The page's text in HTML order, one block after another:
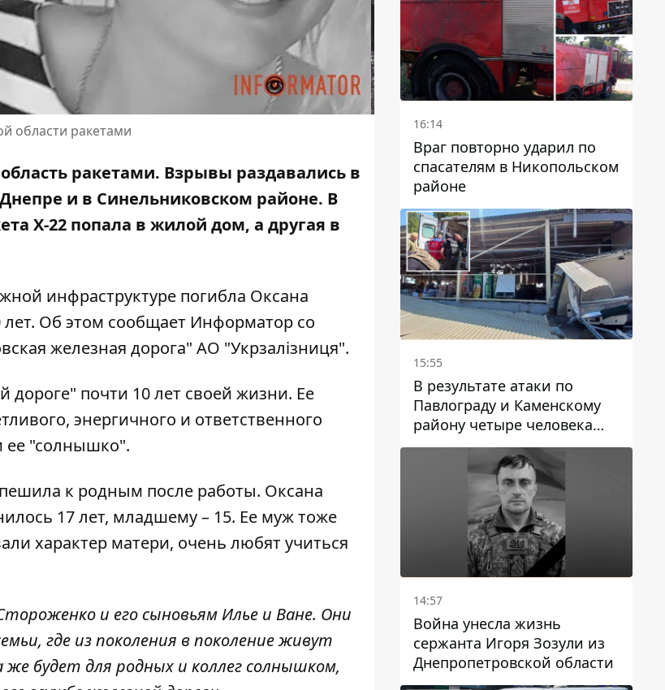
области ракетами
ракетами. Взрывы раздавались в
и в Синельниковском районе. В
Х-22 попала в жилой дом, а другая в
инфраструктуре погибла Оксана
Об этом сообщает Информатор со
железная дорога" АО "Укрзалізниця".
почти 10 лет своей жизни. Ее
энергичного и ответственного
ее "солнышко".
к родным после работы. Оксана
17 лет, младшему – 15. Ее муж тоже
характер матери, очень любят учиться
и его сыновьям Илье и Ване. Они
где из поколения в поколение живут
будет для родных и коллег солнышком,
16:14
Враг повторно ударил по
спасателям в Никопольском
районе
15:55
В результате атаки по
Павлограду и Каменскому
району четыре человека
погибли, семеро получили
ранения
14:57
Война унесла жизнь
сержанта Игоря Зозули из
Днепропетровской области